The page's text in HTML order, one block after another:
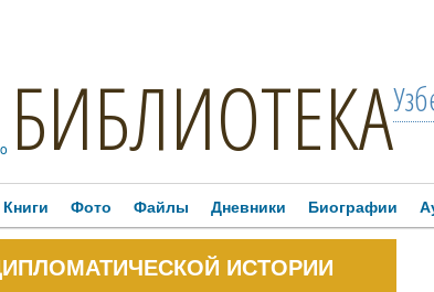
БИБЛИОТЕКА
Книги Фото Файлы Дневники Биографии
ИСТОРИИ